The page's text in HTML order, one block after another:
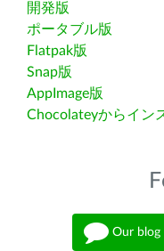
開発版
ポータブル版
Flatpak版
Snap版
AppImage版
Chocolateyからイン
Our blog